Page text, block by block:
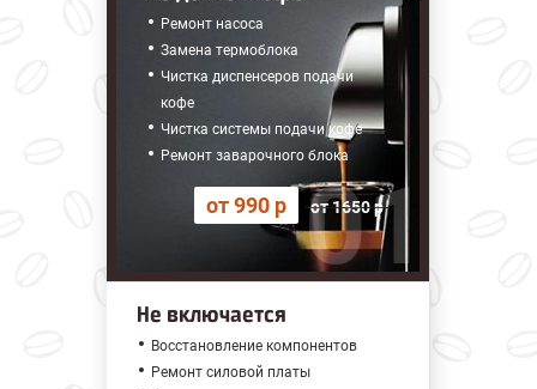
Ремонт насоса
Замена термоблока
Чистка диспенсеров подачи
кофе
Чистка системы подачи кофе
Ремонт заварочного блока
от 990 р от 1650 р
Не включается
Восстановление компонентов
Ремонт силовой платы